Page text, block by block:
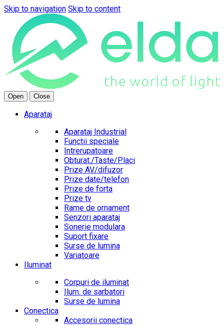
Skip to navigation Skip to content
Open Close
Aparataj
Aparataj Industrial
Functii speciale
Intrerupatoare
Obturat./Taste/Placi
Prize AV/difuzor
Prize date/telefon
Prize de forta
Prize tv
Rame de ornament
Senzori aparataj
Sonerie modulara
Suport fixare
Surse de lumina
Variatoare
Iluminat
Corpuri de iluminat
Ilum. de sarbatori
Surse de lumina
Conectica
Accesorii conectica